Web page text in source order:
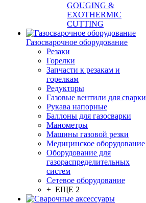
GOUGING &
EXOTHERMIC
CUTTING
Газосварочное оборудование
Резаки
Горелки
Запчасти к резакам и
горелкам
Редукторы
Газовые вентили для сварки
Рукава напорные
Баллоны для газосварки
Манометры
Машины газовой резки
Медицинское оборудование
Оборудование для
газораспределительных
систем
Сетевое оборудование
+ ЕЩЕ 2